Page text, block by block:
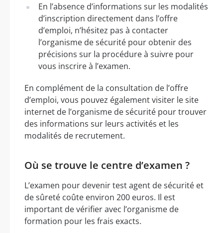
En l’absence d’informations sur les modalités
d’inscription directement dans l’offre
d’emploi, n’hésitez pas à contacter
l’organisme de sécurité pour obtenir des
précisions sur la procédure à suivre pour
vous inscrire à l’examen.
En complément de la consultation de l’offre
d’emploi, vous pouvez également visiter le site
internet de l’organisme de sécurité pour trouver
des informations sur leurs activités et les
modalités de recrutement.
Où se trouve le centre d’examen ?
L’examen pour devenir test agent de sécurité et
de sûreté coûte environ 200 euros. Il est
important de vérifier avec l’organisme de
formation pour les frais exacts.